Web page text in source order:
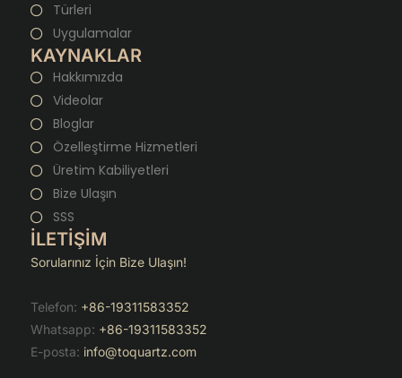
Türleri
Uygulamalar
KAYNAKLAR
Hakkımızda
Videolar
Bloglar
Özelleştirme Hizmetleri
Üretim Kabiliyetleri
Bize Ulaşın
SSS
İLETİŞİM
Sorularınız İçin Bize Ulaşın!
Telefon: +86-19311583352
Whatsapp: +86-19311583352
E-posta: info@toquartz.com